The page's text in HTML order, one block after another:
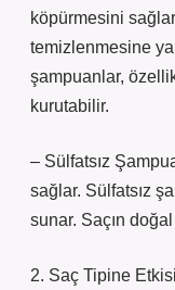
köpürmesini
temizlenmesine
şampuanlar,
kurutabilir.
– Sülfatsız
sağlar. Sülfatsız
sunar. Saçın
2. Saç Tipine